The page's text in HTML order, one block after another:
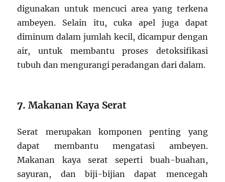
digunakan untuk mencuci area yang terkena
ambeyen. Selain itu, cuka apel juga dapat
diminum dalam jumlah kecil, dicampur dengan
air, untuk membantu proses detoksifikasi
tubuh dan mengurangi peradangan dari dalam.
7.Makanan Kaya Serat
Serat merupakan komponen penting yang
dapat membantu mengatasi ambeyen.
Makanan kaya serat seperti buah-buahan,
sayuran, dan biji-bijian dapat mencegah